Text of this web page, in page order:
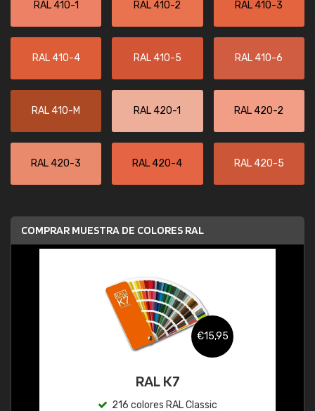
RAL 410-1 RAL 410-2 RAL 410-3
RAL 410-4 RAL 410-5 RAL 410-6
RAL 410-M RAL 420-1 RAL 420-2
RAL 420-3 RAL 420-4 RAL 420-5
COMPRAR MUESTRA DE COLORES RAL
€15,95
RAL K7
216 colores RAL Classic